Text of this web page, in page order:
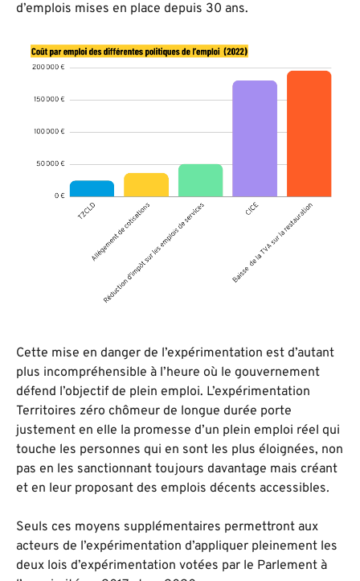
d’emplois mises en place depuis 30 ans.
Cette mise en danger de l’expérimentation est d’autant
plus incompréhensible à l’heure où le gouvernement
défend l’objectif de plein emploi. L’expérimentation
Territoires zéro chômeur de longue durée porte
justement en elle la promesse d’un plein emploi réel qui
touche les personnes qui en sont les plus éloignées, non
pas en les sanctionnant toujours davantage mais créant
et en leur proposant des emplois décents accessibles.
Seuls ces moyens supplémentaires permettront aux
acteurs de l’expérimentation d’appliquer pleinement les
deux lois d’expérimentation votées par le Parlement à